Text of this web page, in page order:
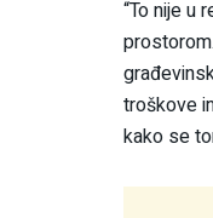
“To nije u
troškove
kako se